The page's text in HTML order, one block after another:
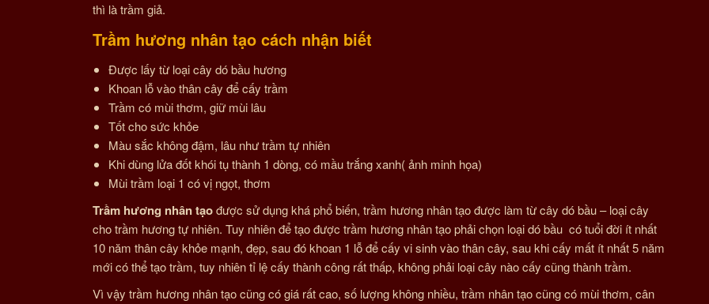
thì là trầm giả.
Trầm hương nhân tạo cách nhận biết
Được lấy từ loại cây dó bầu hương
Khoan lỗ vào thân cây để cấy trầm
Trầm có mùi thơm, giữ mùi lâu
Tốt cho sức khỏe
Màu sắc không đậm, lâu như trầm tự nhiên
Khi dùng lửa đốt khói tụ thành 1 dòng, có mầu trắng xanh( ảnh minh họa)
Mùi trầm loại 1 có vị ngọt, thơm
Trầm hương nhân tạođược sử dụng khá phổ biến, trầm hương nhân tạo được làm từ cây dó bầu – loại cây
cho trầm hương tự nhiên. Tuy nhiên để tạo được trầm hương nhân tạo phải chọn loại dó bầu có tuổi đời ít nhất
10 năm thân cây khỏe mạnh, đẹp, sau đó khoan 1 lỗ để cấy vi sinh vào thân cây, sau khi cấy mất ít nhất 5 năm
mới có thể tạo trầm, tuy nhiên tỉ lệ cấy thành công rất thấp, không phải loại cây nào cấy cũng thành trầm.
Vì vậy trầm hương nhân tạo cũng có giá rất cao, số lượng không nhiều, trầm nhân tạo cũng có mùi thơm, cân